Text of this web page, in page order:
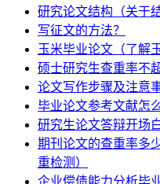
研究论文结构（关于
写征文的方法？
玉米毕业论文（了解
硕士研究生查重率不
论文写作步骤及注意
毕业论文参考文献怎
研究生论文答辩开场
期刊论文的查重率多
重检测）
企业偿债能力分析毕